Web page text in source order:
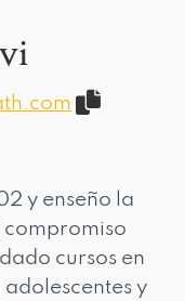
y enseño la
compromiso
cursos en
adolescentes y